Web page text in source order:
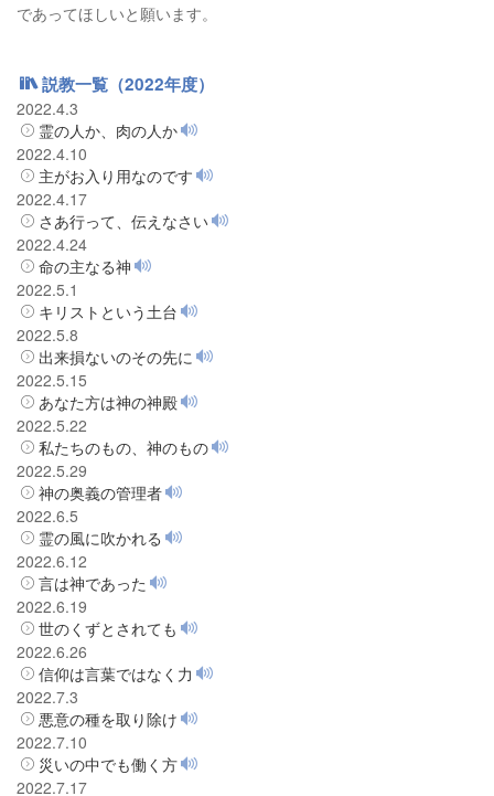
であってほしいと願います。
説教一覧（2022年度）
2022.4.3
霊の人か、肉の人か
2022.4.10
主がお入り用なのです
2022.4.17
さあ行って、伝えなさい
2022.4.24
命の主なる神
2022.5.1
キリストという土台
2022.5.8
出来損ないのその先に
2022.5.15
あなた方は神の神殿
2022.5.22
私たちのもの、神のもの
2022.5.29
神の奥義の管理者
2022.6.5
霊の風に吹かれる
2022.6.12
言は神であった
2022.6.19
世のくずとされても
2022.6.26
信仰は言葉ではなく力
2022.7.3
悪意の種を取り除け
2022.7.10
災いの中でも働く方
2022.7.17